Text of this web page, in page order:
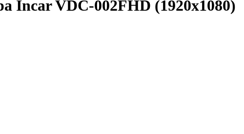
Incar VDC-002FHD (1920х1080)